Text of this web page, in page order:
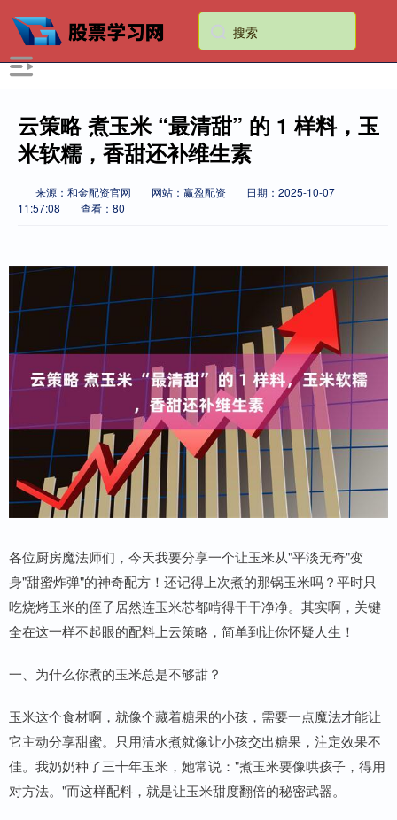
云策略 煮玉米 “最清甜” 的 1 样料，玉
米软糯，香甜还补维生素
来源：和金配资官网 网站：赢盈配资
日期：2025-10-07
11:57:08
查看：80
各位厨房魔法师们，今天我要分享一个让玉米从"平淡无奇"变
身"甜蜜炸弹"的神奇配方！还记得上次煮的那锅玉米吗？平时只
吃烧烤玉米的侄子居然连玉米芯都啃得干干净净。其实啊，关键
全在这一样不起眼的配料上云策略，简单到让你怀疑人生！
一、为什么你煮的玉米总是不够甜？
玉米这个食材啊，就像个藏着糖果的小孩，需要一点魔法才能让
它主动分享甜蜜。只用清水煮就像让小孩交出糖果，注定效果不
佳。我奶奶种了三十年玉米，她常说："煮玉米要像哄孩子，得用
对方法。"而这样配料，就是让玉米甜度翻倍的秘密武器。